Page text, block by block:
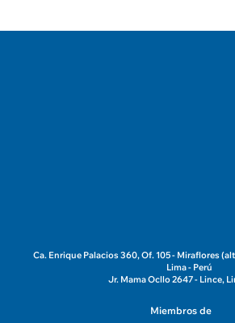
Ca. Enrique Palacios 360, Of. 105 - Miraflores
Lima - Perú
Jr. Mama Ocllo 2647 - Lince,
Miembros de